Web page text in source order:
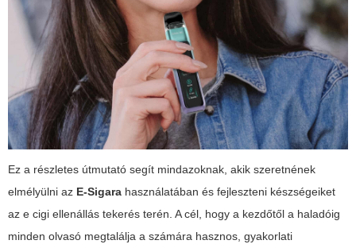
Ez a részletes útmutató segít mindazoknak, akik szeretnének
elmélyülni az E-Sigara használatában és fejleszteni készségeiket
az e cigi ellenállás tekerés terén. A cél, hogy a kezdőtől a haladóig
minden olvasó megtalálja a számára hasznos, gyakorlati